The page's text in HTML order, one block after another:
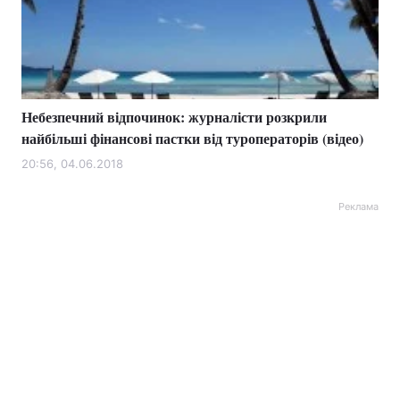
Небезпечний відпочинок: журналісти розкрили
найбільші фінансові пастки від туроператорів (відео)
20:56, 04.06.2018
Реклама